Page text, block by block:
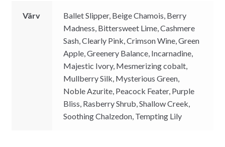
Värv
Ballet Slipper, Beige Chamois, Berry
Madness, Bittersweet Lime, Cashmere
Sash, Clearly Pink, Crimson Wine, Green
Apple, Greenery Balance, Incarnadine,
Majestic Ivory, Mesmerizing cobalt,
Mullberry Silk, Mysterious Green,
Noble Azurite, Peacock Feater, Purple
Bliss, Rasberry Shrub, Shallow Creek,
Soothing Chalzedon, Tempting Lily